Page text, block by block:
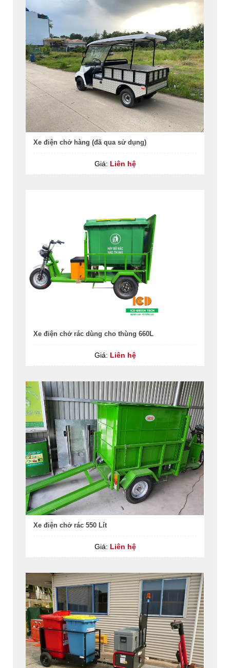
Xe điện chở hàng (đã qua sử dụng)
Giá: Liên hệ
Xe điện chở rác dùng cho thùng 660L
Giá: Liên hệ
Xe điện chở rác 550 Lít
Giá: Liên hệ